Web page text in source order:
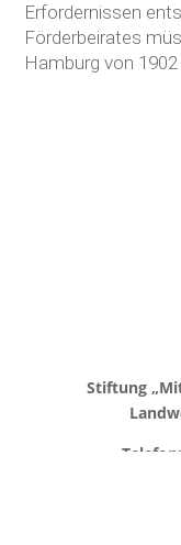
Erfordernissen
Förderbeirates
Hamburg von 1902
Stiftung
Telefon: